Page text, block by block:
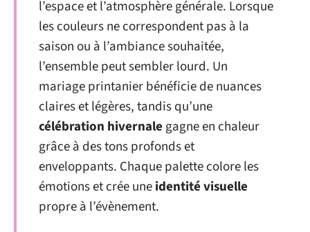
l’espace et l’atmosphère générale. Lorsque
les couleurs ne correspondent pas à la
saison ou à l’ambiance souhaitée,
l’ensemble peut sembler lourd. Un
mariage printanier bénéficie de nuances
claires et légères, tandis qu’une
célébration hivernale gagne en chaleur
grâce à des tons profonds et
enveloppants. Chaque palette colore les
émotions et crée uneidentité visuelle
propre à l’évènement.